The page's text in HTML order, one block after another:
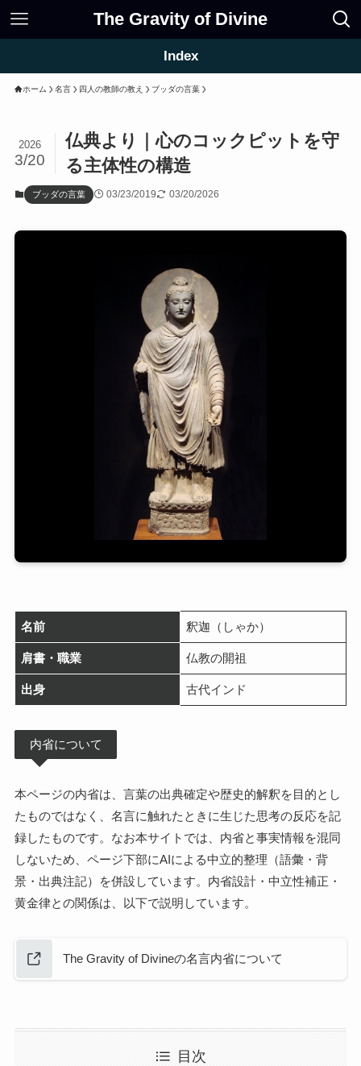
The Gravity of Divine
Index
ホーム 名言 四人の教師の教え ブッダの言葉
仏典より｜心のコックピットを守
る主体性の構造
2026
3/20
ブッダの言葉 03/23/2019 03/20/2026
名前 釈迦（しゃか）
肩書・職業 仏教の開祖
出身 古代インド
内省について
本ページの内省は、言葉の出典確定や歴史的解釈を目的とし
たものではなく、名言に触れたときに生じた思考の反応を記
録したものです。なお本サイトでは、内省と事実情報を混同
しないため、ページ下部にAIによる中立的整理（語彙・背
景・出典注記）を併設しています。内省設計・中立性補正・
黄金律との関係は、以下で説明しています。
The Gravity of Divineの名言内省について
目次